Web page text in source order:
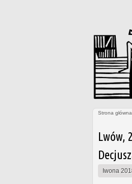
Strona główna
Lwów,
Iwona